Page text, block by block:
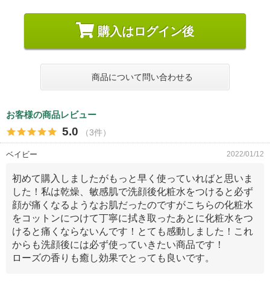
購入はログイン後
商品について問い合わせる
お客様の商品レビュー
5.0 （3件）
ベイビー 2022/01/12
初めて購入しましたがもっと早く使っていればと思いま
した！私は乾燥、敏感肌で洗顔後化粧水をつけると必ず
顔が痛くなるようなお肌だったのですがこちらの化粧水
をコットンにつけて丁寧に拭き取ったあとに化粧水をつ
けると痛くならないんです！とても感動しました！これ
からも洗顔後には必ず使っていきたい商品です！
ローズの香りも癒し効果でとっても良いです。